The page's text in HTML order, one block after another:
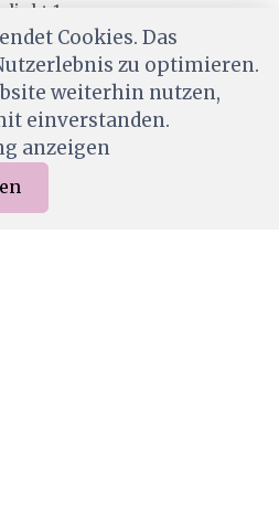
Menu
1
Cookies. Das
zu optimieren.
weiterhin nutzen,
einverstanden.
anzeigen